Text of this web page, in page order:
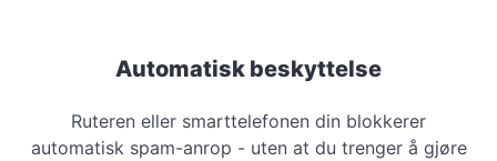
Automatisk beskyttelse
Ruteren eller smarttelefonen din blokkerer
automatisk spam-anrop - uten at du trenger å gjøre